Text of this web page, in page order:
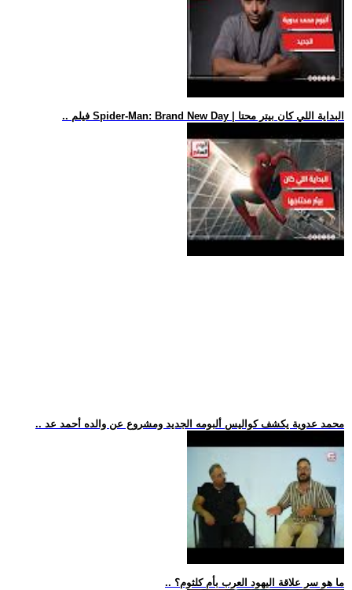
.. فيلم Spider-Man: Brand New Day | البداية اللي كان بيتر محتا
.. محمد عدوية يكشف كواليس ألبومه الجديد ومشروع عن والده أحمد عد
.. ما هو سر علاقة اليهود العرب بأم كلثوم؟